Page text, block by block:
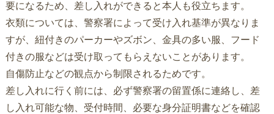
要になるため、差し入れができると本人も役立ちます。
衣類については、警察署によって受け入れ基準が異なりま
すが、紐付きのパーカーやズボン、金具の多い服、フード
付きの服などは受け取ってもらえないことがあります。
自傷防止などの観点から制限されるためです。
差し入れに行く前には、必ず警察署の留置係に連絡し、差
し入れ可能な物、受付時間、必要な身分証明書などを確認